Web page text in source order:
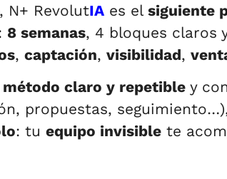
, N+ RevolutIA es el siguiente
8 semanas, 4 bloques claros
, captación, visibilidad,
método claro y repetible y
propuestas,
: tu equipo invisiblete